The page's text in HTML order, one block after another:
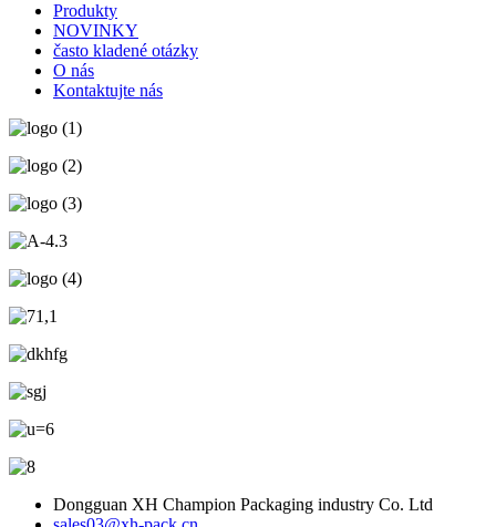
Produkty
NOVINKY
často kladené otázky
O nás
Kontaktujte nás
Dongguan XH Champion Packaging industry Co. Ltd